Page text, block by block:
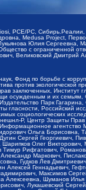
PCE/PC,
Medusa Project,
Юлия Сергеевна,
с ограниченной
Великовский Дмитрий
Фонд по борьбе с
против
заключенных,
и их
Парк
Российский
социологических
Р, Центр Защиты
Ольга Борисовна,
Сергей Георгиевич,
Олег
Рифгатович,
Маркович,
Гудков Лев
Геннадьевич,
Максимов
Шуманов
Лукашевский